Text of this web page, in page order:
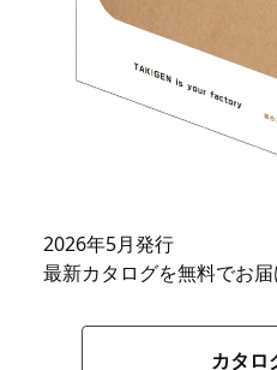
2026年5月発行
最新カタログを無料でお届
カタロ